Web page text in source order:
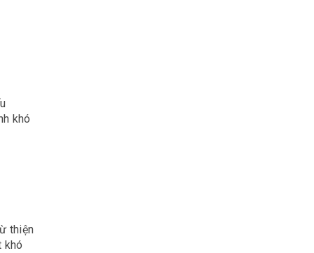
khó
thiện
khó